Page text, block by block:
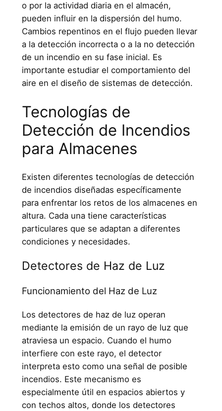
o por la actividad diaria en el almacén,
pueden influir en la dispersión del humo.
Cambios repentinos en el flujo pueden llevar
a la detección incorrecta o a la no detección
de un incendio en su fase inicial. Es
importante estudiar el comportamiento del
aire en el diseño de sistemas de detección.
Tecnologías de
Detección de Incendios
para Almacenes
Existen diferentes tecnologías de detección
de incendios diseñadas específicamente
para enfrentar los retos de los almacenes en
altura. Cada una tiene características
particulares que se adaptan a diferentes
condiciones y necesidades.
Detectores de Haz de Luz
Funcionamiento del Haz de Luz
Los detectores de haz de luz operan
mediante la emisión de un rayo de luz que
atraviesa un espacio. Cuando el humo
interfiere con este rayo, el detector
interpreta esto como una señal de posible
incendios. Este mecanismo es
especialmente útil en espacios abiertos y
con techos altos, donde los detectores